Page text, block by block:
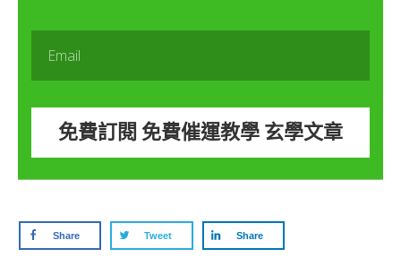
免費訂閱 免費催運教學 玄學文章
Share Tweet Share